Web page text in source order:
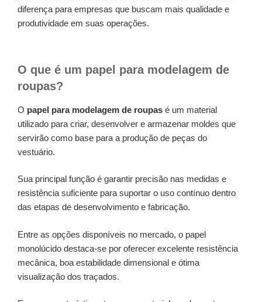
diferença para empresas que buscam mais qualidade e
produtividade em suas operações.
O que é um papel para modelagem de
roupas?
O papel para modelagem de roupas é um material
utilizado para criar, desenvolver e armazenar moldes que
servirão como base para a produção de peças do
vestuário.
Sua principal função é garantir precisão nas medidas e
resistência suficiente para suportar o uso contínuo dentro
das etapas de desenvolvimento e fabricação.
Entre as opções disponíveis no mercado, o papel
monolúcido destaca-se por oferecer excelente resistência
mecânica, boa estabilidade dimensional e ótima
visualização dos traçados.